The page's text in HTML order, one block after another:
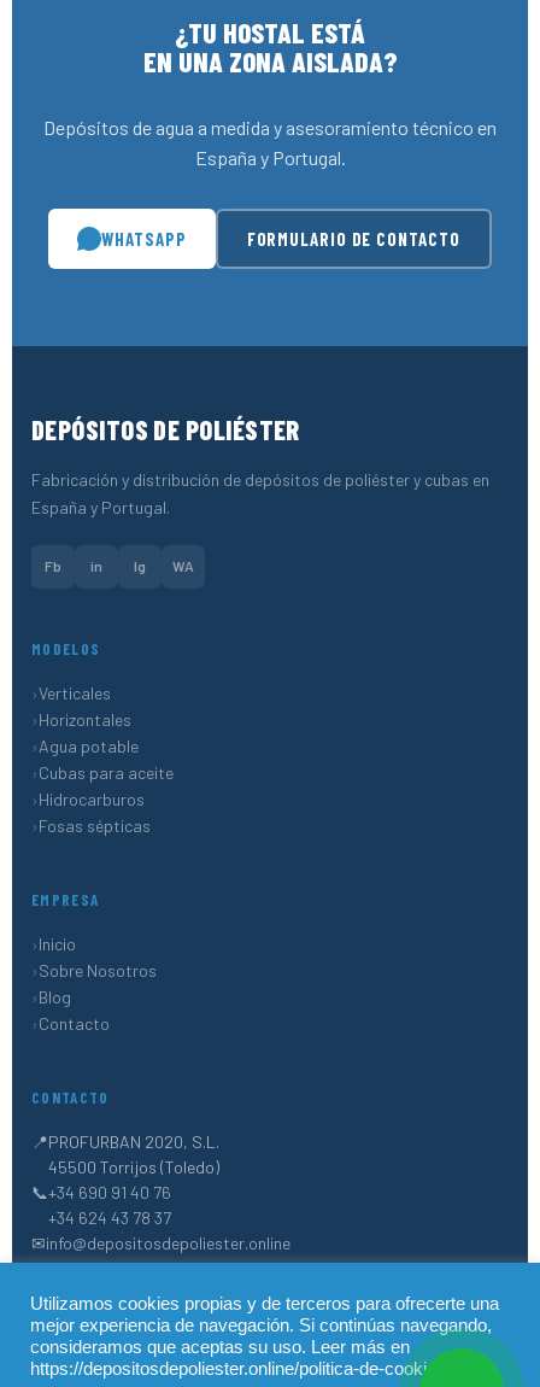
¿TU HOSTAL ESTÁ
EN UNA ZONA AISLADA?
Depósitos de agua a medida y asesoramiento técnico en
España y Portugal.
WHATSAPP FORMULARIO DE CONTACTO
DEPÓSITOS DE POLIÉSTER
Fabricación y distribución de depósitos de poliéster y cubas en
España y Portugal.
Fb in Ig WA
MODELOS
Verticales
Horizontales
Agua potable
Cubas para aceite
Hidrocarburos
Fosas sépticas
EMPRESA
Inicio
Sobre Nosotros
Blog
Contacto
CONTACTO
📍PROFURBAN 2020, S.L.
45500 Torrijos (Toledo)
📞+34 690 91 40 76
+34 624 43 78 37
✉info@depositosdepoliester.online
© 2026 Depósitos de Poliéster · PROFURBAN 2020, S.L. · Todos los
derechos reservados
Utilizamos cookies propias y de terceros para ofrecerte una
mejor experiencia de navegación. Si continúas navegando,
consideramos que aceptas su uso. Leer más en
https://depositosdepoliester.online/politica-de-cookies